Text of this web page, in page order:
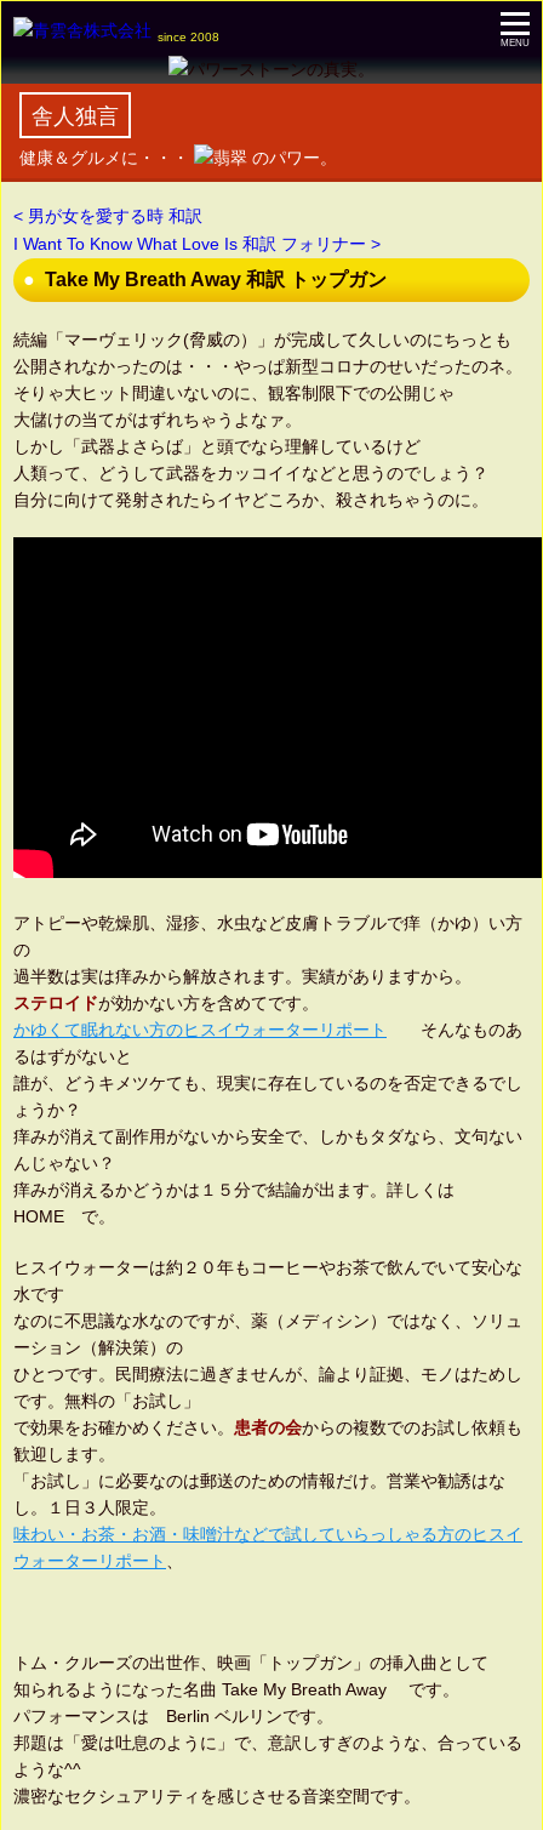
since 2008 MENU
舎人独言
健康＆グルメに・・・ のパワー。
< 男が女を愛する時 和訳
I Want To Know What Love Is 和訳 フォリナー >
Take My Breath Away 和訳 トップガン
続編「マーヴェリック(脅威の）」が完成して久しいのにちっとも
公開されなかったのは・・・やっぱ新型コロナのせいだったのネ。
そりゃ大ヒット間違いないのに、観客制限下での公開じゃ
大儲けの当てがはずれちゃうよなァ。
しかし「武器よさらば」と頭でなら理解しているけど
人類って、どうして武器をカッコイイなどと思うのでしょう？
自分に向けて発射されたらイヤどころか、殺されちゃうのに。
アトピーや乾燥肌、湿疹、水虫など皮膚トラブルで痒（かゆ）い方
の
過半数は実は痒みから解放されます。実績がありますから。
ステロイドが効かない方を含めてです。
かゆくて眠れない方のヒスイウォーターリポート
そんなものあ
るはずがないと
誰が、どうキメツケても、現実に存在しているのを否定できるでし
ょうか？
痒みが消えて副作用がないから安全で、しかもタダなら、文句ない
んじゃない？
痒みが消えるかどうかは１５分で結論が出ます。詳しくは
HOME で。
ヒスイウォーターは約２０年もコーヒーやお茶で飲んでいて安心な
水です
なのに不思議な水なのですが、薬（メディシン）ではなく、ソリュ
ーション（解決策）の
ひとつです。民間療法に過ぎませんが、論より証拠、モノはためし
です。無料の「お試し」
で効果をお確かめください。 患者の会からの複数でのお試し依頼も
歓迎します。
「お試し」に必要なのは郵送のための情報だけ。営業や勧誘はな
し。１日３人限定。
味わい・お茶・お酒・味噌汁などで試していらっしゃる方のヒスイ
ウォーターリポート
トム・クルーズの出世作、映画「トップガン」の挿入曲として
知られるようになった名曲 Take My Breath Away です。
パフォーマンスは Berlin ベルリンです。
邦題は「愛は吐息のように」で、意訳しすぎのような、合っている
ような^^
濃密なセクシュアリティを感じさせる音楽空間です。